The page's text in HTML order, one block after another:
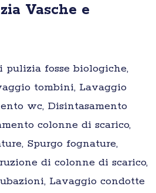
Vasche e
pulizia fosse biologiche,
tombini, Lavaggio
wc, Disintasamento
colonne di scarico,
Spurgo fognature,
di colonne di scarico,
Lavaggio condotte